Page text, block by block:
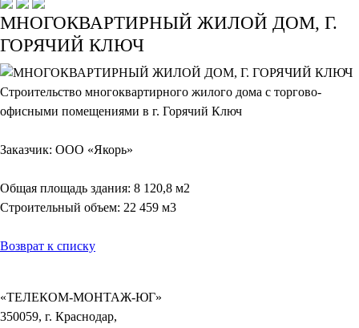
МНОГОКВАРТИРНЫЙ ЖИЛОЙ ДОМ, Г.
ГОРЯЧИЙ КЛЮЧ
Строительство многоквартирного жилого дома с торгово-
офисными помещениями в г. Горячий Ключ
Заказчик: ООО «Якорь»
Общая площадь здания: 8 120,8 м2
Строительный объем: 22 459 м3
Возврат к списку
«ТЕЛЕКОМ-МОНТАЖ-ЮГ»
350059, г. Краснодар,